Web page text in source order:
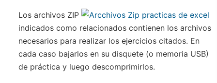
Los archivos ZIP
indicados como relacionados contienen los archivos
necesarios para realizar los ejercicios citados. En
cada caso bajarlos en su disquete (o memoria USB)
de práctica y luego descomprimirlos.